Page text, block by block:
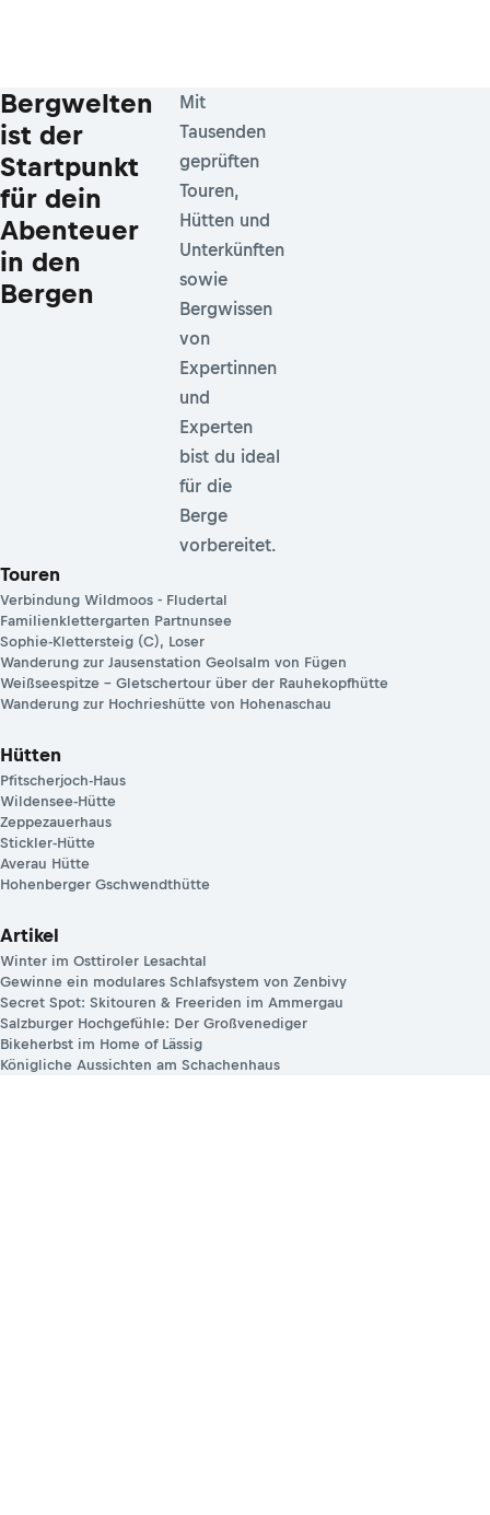
Bergwelten
ist der
Startpunkt
für dein
Abenteuer
in den
Bergen
Mit
Tausenden
geprüften
Touren,
Hütten und
Unterkünften
sowie
Bergwissen
von
Expertinnen
und
Experten
bist du ideal
für die
Berge
vorbereitet.
Touren
Verbindung Wildmoos - Fludertal
Familienklettergarten Partnunsee
Sophie-Klettersteig (C), Loser
Wanderung zur Jausenstation Geolsalm von Fügen
Weißseespitze – Gletschertour über der Rauhekopfhütte
Wanderung zur Hochrieshütte von Hohenaschau
Hütten
Pfitscherjoch-Haus
Wildensee-Hütte
Zeppezauerhaus
Stickler-Hütte
Averau Hütte
Hohenberger Gschwendthütte
Artikel
Winter im Osttiroler Lesachtal
Gewinne ein modulares Schlafsystem von Zenbivy
Secret Spot: Skitouren & Freeriden im Ammergau
Salzburger Hochgefühle: Der Großvenediger
Bikeherbst im Home of Lässig
Königliche Aussichten am Schachenhaus